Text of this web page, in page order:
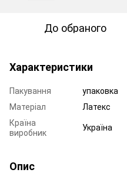
До обраного
Характеристики
Пакування
упаковка
Матеріал
Латекс
Країна
виробник
Україна
Опис